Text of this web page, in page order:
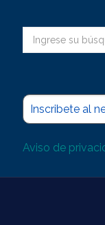
Inscribete al
Aviso de